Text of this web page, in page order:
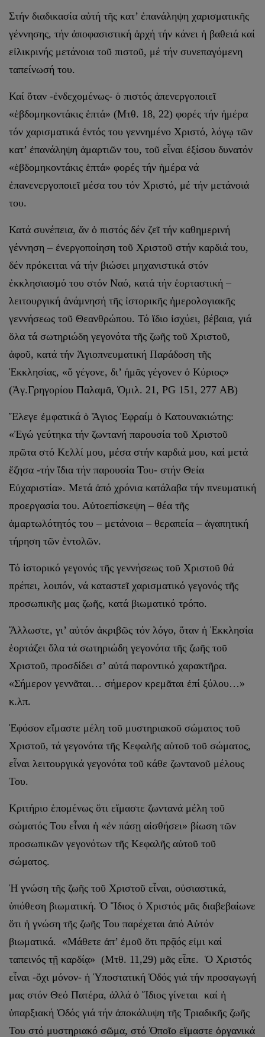
Στήν διαδικασία αὐτή τῆς κατ’ ἐπανάληψη χαρισματικῆς
γέννησης, τήν ἀποφασιστική ἀρχή τήν κάνει ἡ βαθειά καί
εἰλικρινής μετάνοια τοῦ πιστοῦ, μέ τήν συνεπαγόμενη
ταπείνωσή του.
Καί ὅταν -ἐνδεχομένως- ὁ πιστός ἀπενεργοποιεῖ
«ἑβδομηκοντάκις ἑπτά» (Μτθ. 18, 22) φορές τήν ἡμέρα
τόν χαρισματικά ἐντός του γεννημένο Χριστό, λόγῳ τῶν
κατ’ ἐπανάληψη ἁμαρτιῶν του, τοῦ εἶναι ἐξίσου δυνατόν
«ἑβδομηκοντάκις ἑπτά» φορές τήν ἡμέρα νά
ἐπανενεργοποιεῖ μέσα του τόν Χριστό, μέ τήν μετάνοιά
του.
Κατά συνέπεια, ἄν ὁ πιστός δέν ζεῖ τήν καθημερινή
γέννηση – ἐνεργοποίηση τοῦ Χριστοῦ στήν καρδιά του,
δέν πρόκειται νά τήν βιώσει μηχανιστικά στόν
ἐκκλησιασμό του στόν Ναό, κατά τήν ἑορταστική –
λειτουργική ἀνάμνησή τῆς ἱστορικῆς ἡμερολογιακῆς
γεννήσεως τοῦ Θεανθρώπου. Τό ἴδιο ἰσχύει, βέβαια, γιά
ὅλα τά σωτηριώδη γεγονότα τῆς ζωῆς τοῦ Χριστοῦ,
ἀφοῦ, κατά τήν Ἁγιοπνευματική Παράδοση τῆς
Ἐκκλησίας, «ὅ γέγονε, δι’ ἡμᾶς γέγονεν ὁ Κύριος»
(Ἁγ.Γρηγορίου Παλαμᾶ, Ὁμιλ. 21, PG 151, 277 ΑΒ)
Ἔλεγε ἐμφατικά ὁ Ἅγιος Ἐφραίμ ὁ Κατουνακιώτης:
«Ἐγώ γεύτηκα τήν ζωντανή παρουσία τοῦ Χριστοῦ
πρῶτα στό Κελλί μου, μέσα στήν καρδιά μου, καί μετά
ἔζησα -τήν ἴδια τήν παρουσία Του- στήν Θεία
Εὐχαριστία». Μετά ἀπό χρόνια κατάλαβα τήν πνευματική
προεργασία του. Αὐτοεπίσκεψη – θέα τῆς
ἁμαρτωλότητός του – μετάνοια – θεραπεία – ἀγαπητική
τήρηση τῶν ἐντολῶν.
Τό ἱστορικό γεγονός τῆς γεννήσεως τοῦ Χριστοῦ θά
πρέπει, λοιπόν, νά καταστεῖ χαρισματικό γεγονός τῆς
προσωπικῆς μας ζωῆς, κατά βιωματικό τρόπο.
Ἄλλωστε, γι’ αὐτόν ἀκριβῶς τόν λόγο, ὅταν ἡ Ἐκκλησία
ἑορτάζει ὅλα τά σωτηριώδη γεγονότα τῆς ζωῆς τοῦ
Χριστοῦ, προσδίδει σ’ αὐτά παροντικό χαρακτῆρα.
«Σήμερον γεννᾶται… σήμερον κρεμᾶται ἐπί ξύλου…»
κ.λπ.
Ἐφόσον εἴμαστε μέλη τοῦ μυστηριακοῦ σώματος τοῦ
Χριστοῦ, τά γεγονότα τῆς Κεφαλῆς αὐτοῦ τοῦ σώματος,
εἶναι λειτουργικά γεγονότα τοῦ κάθε ζωντανοῦ μέλους
Του.
Κριτήριο ἑπομένως ὅτι εἴμαστε ζωντανά μέλη τοῦ
σώματός Του εἶναι ἠ «ἐν πάσῃ αἰσθήσει» βίωση τῶν
προσωπικῶν γεγονότων τῆς Κεφαλῆς αὐτοῦ τοῦ
σώματος.
Ἡ γνώση τῆς ζωῆς τοῦ Χριστοῦ εἶναι, οὐσιαστικά,
ὑπόθεση βιωματική. Ὁ Ἴδιος ὁ Χριστός μᾶς διαβεβαίωνε
ὅτι ἡ γνώση τῆς ζωῆς Του παρέχεται ἀπό Αὐτόν
βιωματικά. «Μάθετε ἀπ’ ἐμοῦ ὅτι πρᾷός εἰμι καί
ταπεινός τῇ καρδίᾳ» (Μτθ. 11,29) μᾶς εἶπε. Ὁ Χριστός
εἶναι -ὄχι μόνον- ἡ Ὑποστατική Ὁδός γιά τήν προσαγωγή
μας στόν Θεό Πατέρα, ἀλλά ὁ Ἴδιος γίνεται καί ἡ
ὑπαρξιακή Ὁδός γιά τήν ἀποκάλυψη τῆς Τριαδικῆς ζωῆς
Του στό μυστηριακό σῶμα, στό Ὁποῖο εἴμαστε ὀργανικά